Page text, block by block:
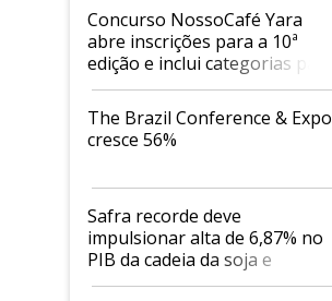
Concurso NossoCafé Yara
abre inscrições para a 10ª
edição e inclui categorias para
cafés Canephora
The Brazil Conference & Expo
cresce 56%
Safra recorde deve
impulsionar alta de 6,87% no
PIB da cadeia da soja e
biodiesel em 2026